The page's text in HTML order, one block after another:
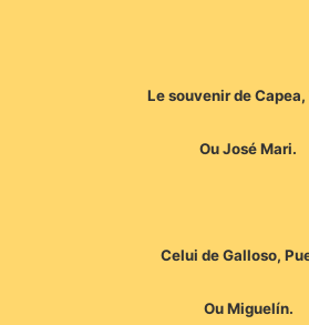
Le souvenir de
Ou José Mari.
Celui de Galloso,
Ou Miguelín.